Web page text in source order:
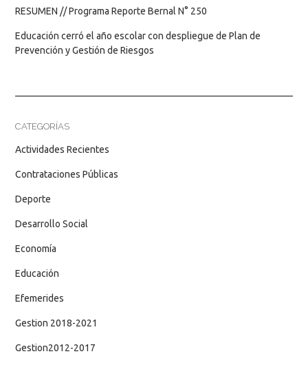
RESUMEN // Programa Reporte Bernal N° 250
Educación cerró el año escolar con despliegue de Plan de
Prevención y Gestión de Riesgos
CATEGORÍAS
Actividades Recientes
Contrataciones Públicas
Deporte
Desarrollo Social
Economía
Educación
Efemerides
Gestion 2018-2021
Gestion2012-2017